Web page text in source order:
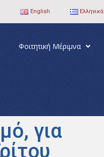
English Ελληνικά
Φοιτητική Μέριμνα
για